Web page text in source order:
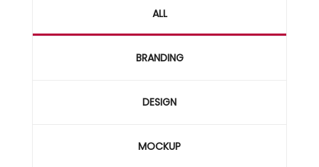
ALL
BRANDING
DESIGN
MOCKUP